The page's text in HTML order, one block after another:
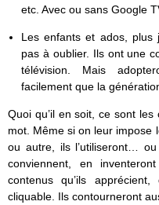
etc. Avec ou sans Google
Les enfants et ados, plus
pas à oublier. Ils ont une
télévision. Mais
facilement que la
Quoi qu’il en soit, ce sont
mot. Même si on leur impose
ou autre, ils l’utiliseront…
conviennent, en
contenus qu’ils
cliquable. Ils contourneront